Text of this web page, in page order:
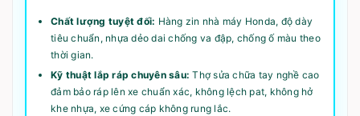
Chất lượng tuyệt đối: Hàng zin nhà máy Honda, độ dày
tiêu chuẩn, nhựa dẻo dai chống va đập, chống ố màu theo
thời gian.
Kỹ thuật lắp ráp chuyên sâu: Thợ sửa chữa tay nghề cao
đảm bảo ráp lên xe chuẩn xác, không lệch pat, không hở
khe nhựa, xe cứng cáp không rung lắc.